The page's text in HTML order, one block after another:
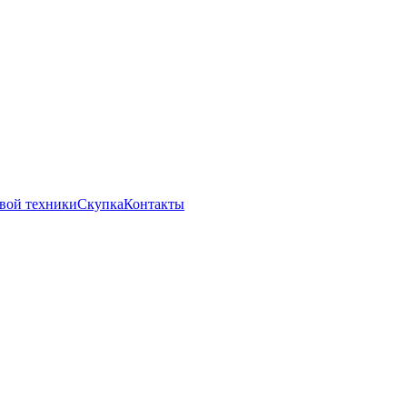
техникиСкупкаКонтакты